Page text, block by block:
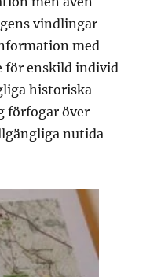
vindlingar
med
för enskild individ
historiska
förfogar över
nutida